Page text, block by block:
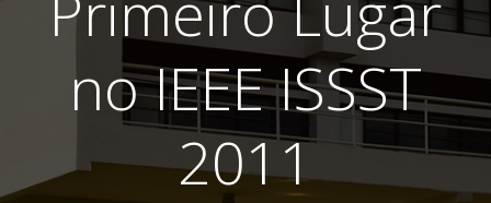
no IEEE ISSST
2011